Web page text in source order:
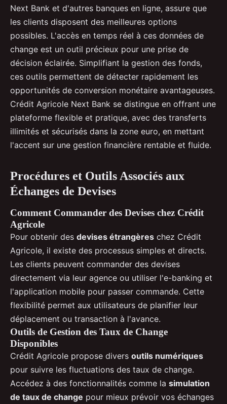
Next Bank et d'autres banques en ligne, assure que
les clients disposent des meilleures options
possibles. L'accès en temps réel à ces données de
change est un outil précieux pour une prise de
décision éclairée. Simplifiant la gestion des fonds,
ces outils permettent de détecter rapidement les
opportunités de conversion monétaire avantageuses.
Crédit Agricole Next Bank se distingue en offrant une
plateforme flexible et pratique, avec des transferts
illimités et sécurisés dans la zone euro, en mettant
l'accent sur une gestion financière rentable et fluide.
Procédures et Outils Associés aux
Échanges de Devises
Comment Commander des Devises chez Crédit
Agricole
Pour obtenir des devises étrangères chez Crédit
Agricole, il existe des processus simples et directs.
Les clients peuvent commander des devises
directement via leur agence ou utiliser l'e-banking et
l'application mobile pour passer commande. Cette
flexibilité permet aux utilisateurs de planifier leur
déplacement ou transaction à l'avance.
Outils de Gestion des Taux de Change
Disponibles
Crédit Agricole propose divers outils numériques
pour suivre les fluctuations des taux de change.
Accédez à des fonctionnalités comme la simulation
de taux de change pour mieux prévoir vos échanges